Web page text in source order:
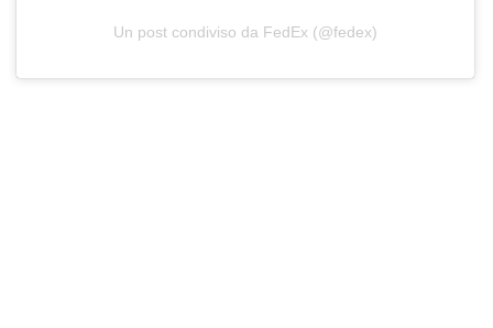
Un post condiviso da FedEx (@fedex)